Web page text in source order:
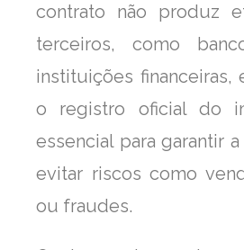
contrato não produz
terceiros, como
instituições financeiras,
o registro oficial do
essencial para garantir
evitar riscos como
ou fraudes.